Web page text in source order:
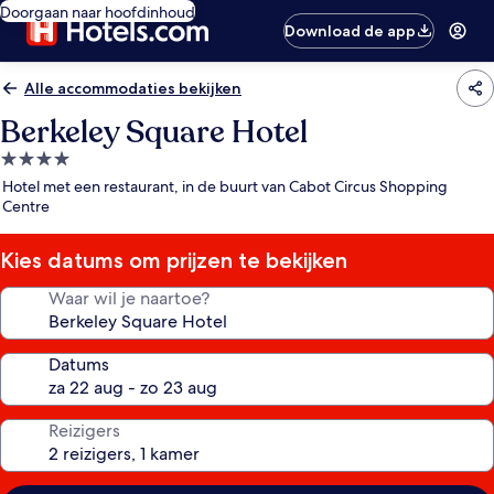
Doorgaan naar hoofdinhoud
Download de app
Alle accommodaties bekijken
Berkeley Square Hotel
4.0-
sterrenaccommodatie
Hotel met een restaurant, in de buurt van Cabot Circus Shopping
Centre
Kies datums om prijzen te bekijken
Waar wil je naartoe?
Datums
Reizigers